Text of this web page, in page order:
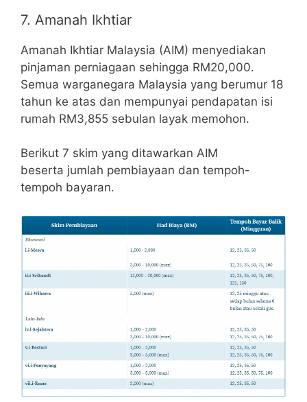
7. Amanah Ikhtiar
Amanah Ikhtiar Malaysia (AIM) menyediakan
pinjaman perniagaan sehingga RM20,000.
Semua warganegara Malaysia yang berumur 18
tahun ke atas dan mempunyai pendapatan isi
rumah RM3,855 sebulan layak memohon.
Berikut 7 skim yang ditawarkan AIM
beserta jumlah pembiayaan dan tempoh-
tempoh bayaran.